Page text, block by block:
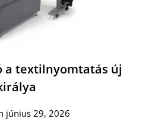
a textilnyomtatás új
június 29, 2026